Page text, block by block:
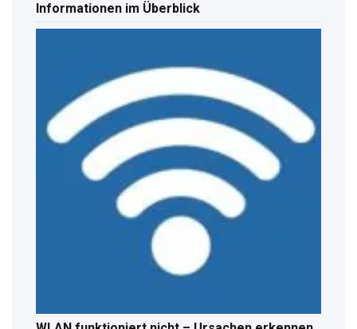
Informationen im Überblick